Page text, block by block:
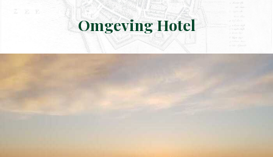
Omgeving Hotel